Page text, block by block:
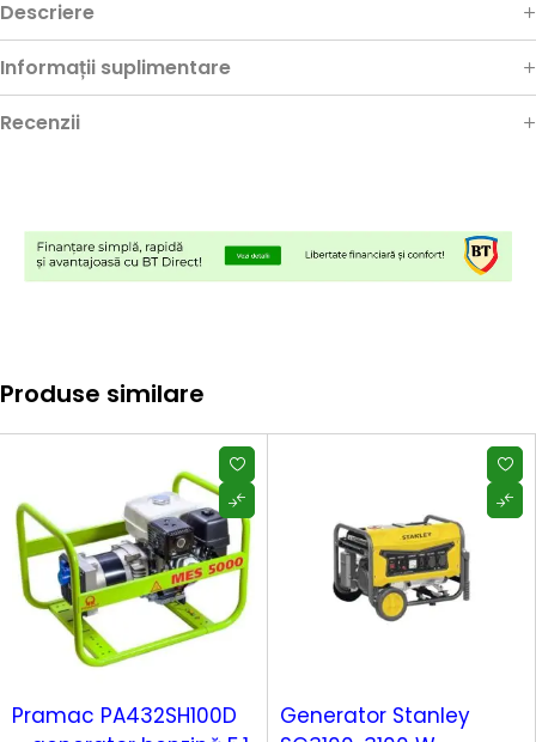
Descriere
Informații suplimentare
Recenzii
Produse similare
Pramac PA432SH100D
Generator Stanley